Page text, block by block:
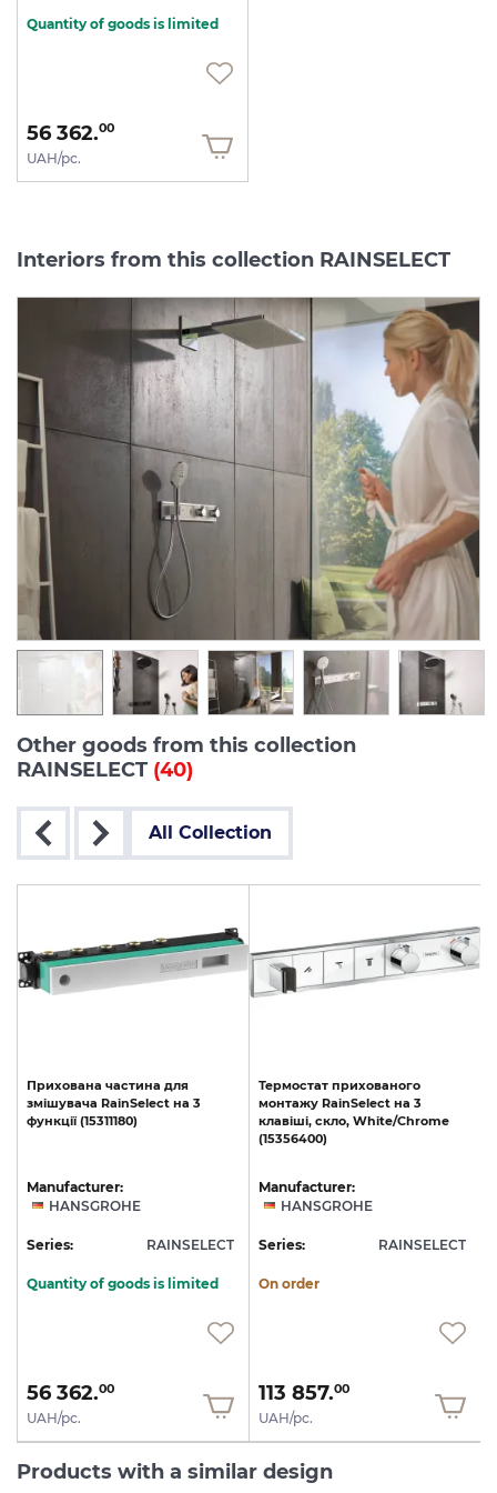
Quantity of goods is limited
56 362.00
UAH/pc.
Interiors from this collection RAINSELECT
Other goods from this collection
RAINSELECT (40)
All Collection
Прихована частина для
змішувача RainSelect на 3
функції (15311180)
Manufacturer:
HANSGROHE
Series: RAINSELECT
Quantity of goods is limited
56 362.00
UAH/pc.
Термостат прихованого
монтажу RainSelect на 3
клавіші, скло, White/Chrome
(15356400)
Manufacturer:
HANSGROHE
Series: RAINSELECT
On order
113 857.00
UAH/pc.
Products with a similar design